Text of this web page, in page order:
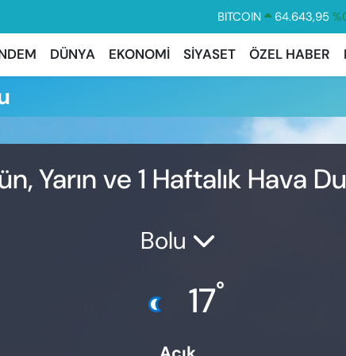
BITCOIN 64.643,95
DOLAR 47,6704
EURO
55,0406 %-
6500.87
DÜNYA EKONOMİ SİYASET ÖZEL HABER
Yarın ve 1 Haftalık Hava
Bolu
17°